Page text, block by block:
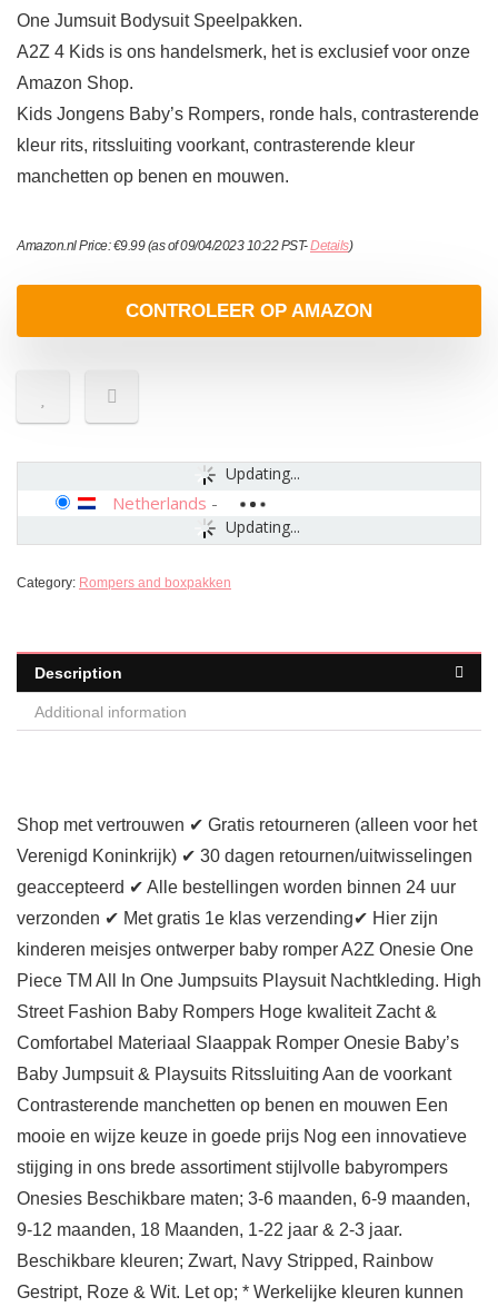
One Jumsuit Bodysuit Speelpakken.
A2Z 4 Kids is ons handelsmerk, het is exclusief voor onze
Amazon Shop.
Kids Jongens Baby’s Rompers, ronde hals, contrasterende
kleur rits, ritssluiting voorkant, contrasterende kleur
manchetten op benen en mouwen.
Amazon.nl Price:€9.99(as of 09/04/2023 10:22 PST-Details)
CONTROLEER OP AMAZON
Updating...
Updating...
Netherlands -
Category: Rompers and boxpakken
Description
Additional information
Shop met vertrouwen ✔ Gratis retourneren (alleen voor het
Verenigd Koninkrijk) ✔ 30 dagen retournen/uitwisselingen
geaccepteerd ✔ Alle bestellingen worden binnen 24 uur
verzonden ✔ Met gratis 1e klas verzending✔ Hier zijn
kinderen meisjes ontwerper baby romper A2Z Onesie One
Piece TM All In One Jumpsuits Playsuit Nachtkleding. High
Street Fashion Baby Rompers Hoge kwaliteit Zacht &
Comfortabel Materiaal Slaappak Romper Onesie Baby’s
Baby Jumpsuit & Playsuits Ritssluiting Aan de voorkant
Contrasterende manchetten op benen en mouwen Een
mooie en wijze keuze in goede prijs Nog een innovatieve
stijging in ons brede assortiment stijlvolle babyrompers
Onesies Beschikbare maten; 3-6 maanden, 6-9 maanden,
9-12 maanden, 18 Maanden, 1-22 jaar & 2-3 jaar.
Beschikbare kleuren; Zwart, Navy Stripped, Rainbow
Gestript, Roze & Wit. Let op; * Werkelijke kleuren kunnen